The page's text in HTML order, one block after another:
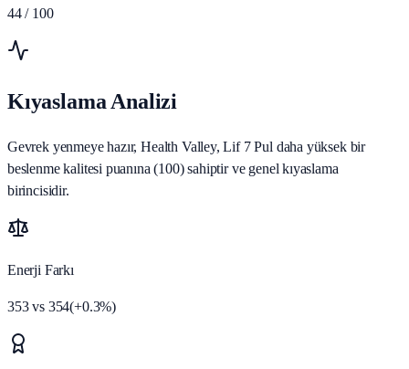
44 / 100
Kıyaslama Analizi
Gevrek yenmeye hazır, Health Valley, Lif 7 Pul daha yüksek bir
beslenme kalitesi puanına (100) sahiptir ve genel kıyaslama
birincisidir.
Enerji Farkı
353vs 354(+0.3%)